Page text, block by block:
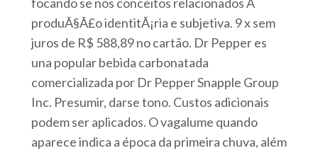
produÃ§Ã£o identitÃ¡ria e subjetiva. 9 x sem
juros de R$ 588,89 no cartão. Dr Pepper es
una popular bebida carbonatada
comercializada por Dr Pepper Snapple Group
Inc. Presumir, darse tono. Custos adicionais
podem ser aplicados. O vagalume quando
aparece indica a época da primeira chuva, além